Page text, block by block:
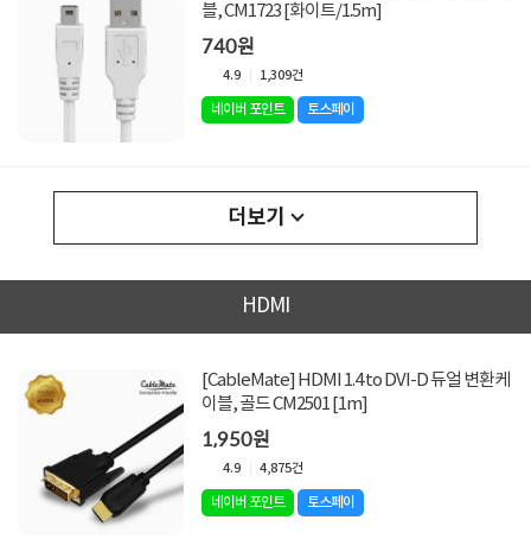
블, CM1723 [화이트/1.5m]
740원
4.9 1,309건
네이버 포인트 토스페이
더보기
HDMI
[CableMate] HDMI 1.4 to DVI-D 듀얼 변환케
이블, 골드 CM2501 [1m]
1,950원
4.9 4,875건
네이버 포인트 토스페이